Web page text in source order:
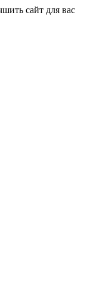
сайт для вас